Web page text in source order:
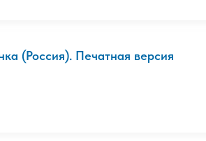
(Россия). Печатная версия